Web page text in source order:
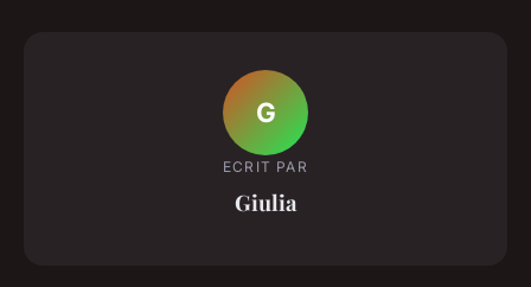
G
ECRIT PAR
Giulia